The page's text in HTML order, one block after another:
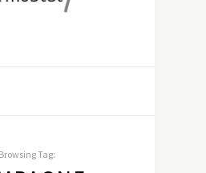
Browsing Tag: